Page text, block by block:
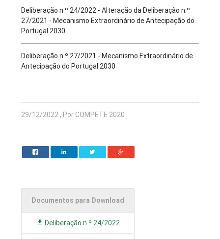
Deliberação n.º 24/2022 - Alteração da Deliberação n.º
27/2021 - Mecanismo Extraordinário de Antecipação do
Portugal 2030
Deliberação n.º 27/2021 - Mecanismo Extraordinário de
Antecipação do Portugal 2030
29/12/2022 , Por COMPETE 2020
Documentos para Download
Deliberação n.º 24/2022